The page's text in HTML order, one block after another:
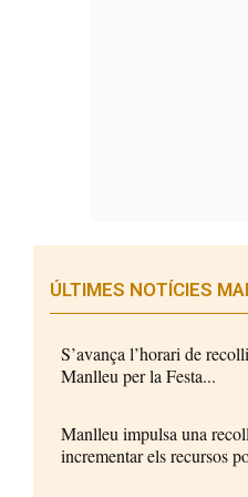
ÚLTIMES NOTÍCIES
S’avança l’horari de
Manlleu per la Festa...
Manlleu impulsa una
incrementar els recursos